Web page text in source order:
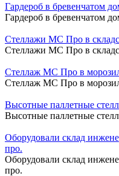
Гардероб в бревенчатом
Гардероб в бревенчатом
Стеллажи МС Про в
Стеллажи МС Про в
Стеллаж МС Про в
Стеллаж МС Про в
Высотные паллетные
Высотные паллетные
Оборудовали склад
про.
Оборудовали склад
про.